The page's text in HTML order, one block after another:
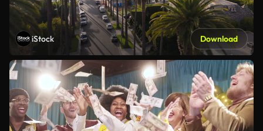
iStock Download